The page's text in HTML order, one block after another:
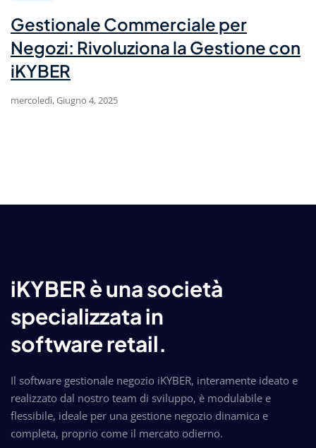
Gestionale Commerciale per
Negozi: Rivoluziona la Gestione con
iKYBER
mercoledì, Giugno 4, 2025
iKYBER è una società
specializzata in
software retail.
Il software gestionale negozio iKYBER, interamente ideato e
realizzato dal nostro team di sviluppo, è modulabile e
flessibile, ideale per una gestione negozio dinamica e
completa, proprio come il mercato odierno.